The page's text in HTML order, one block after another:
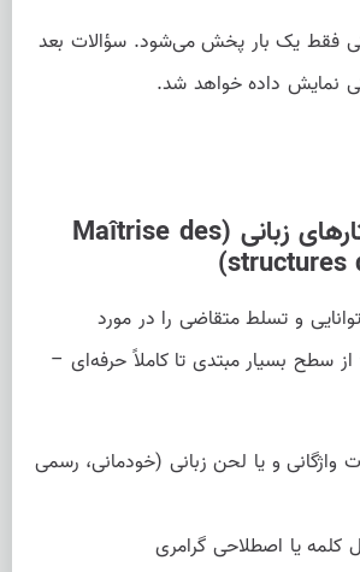
فقط یک بار پخش می‌شود. سؤالات بعد
نمایش داده خواهد شد.
تسلط بر ساختارهای زبانی (Maîtrise des
structures
و تسلط متقاضی را در مورد
سطح بسیار مبتدی تا کاملاً حرفه‌ای –
واژگانی و یا لحن زبانی (خودمانی، رسمی
کلمه یا اصطلاحی گرامری